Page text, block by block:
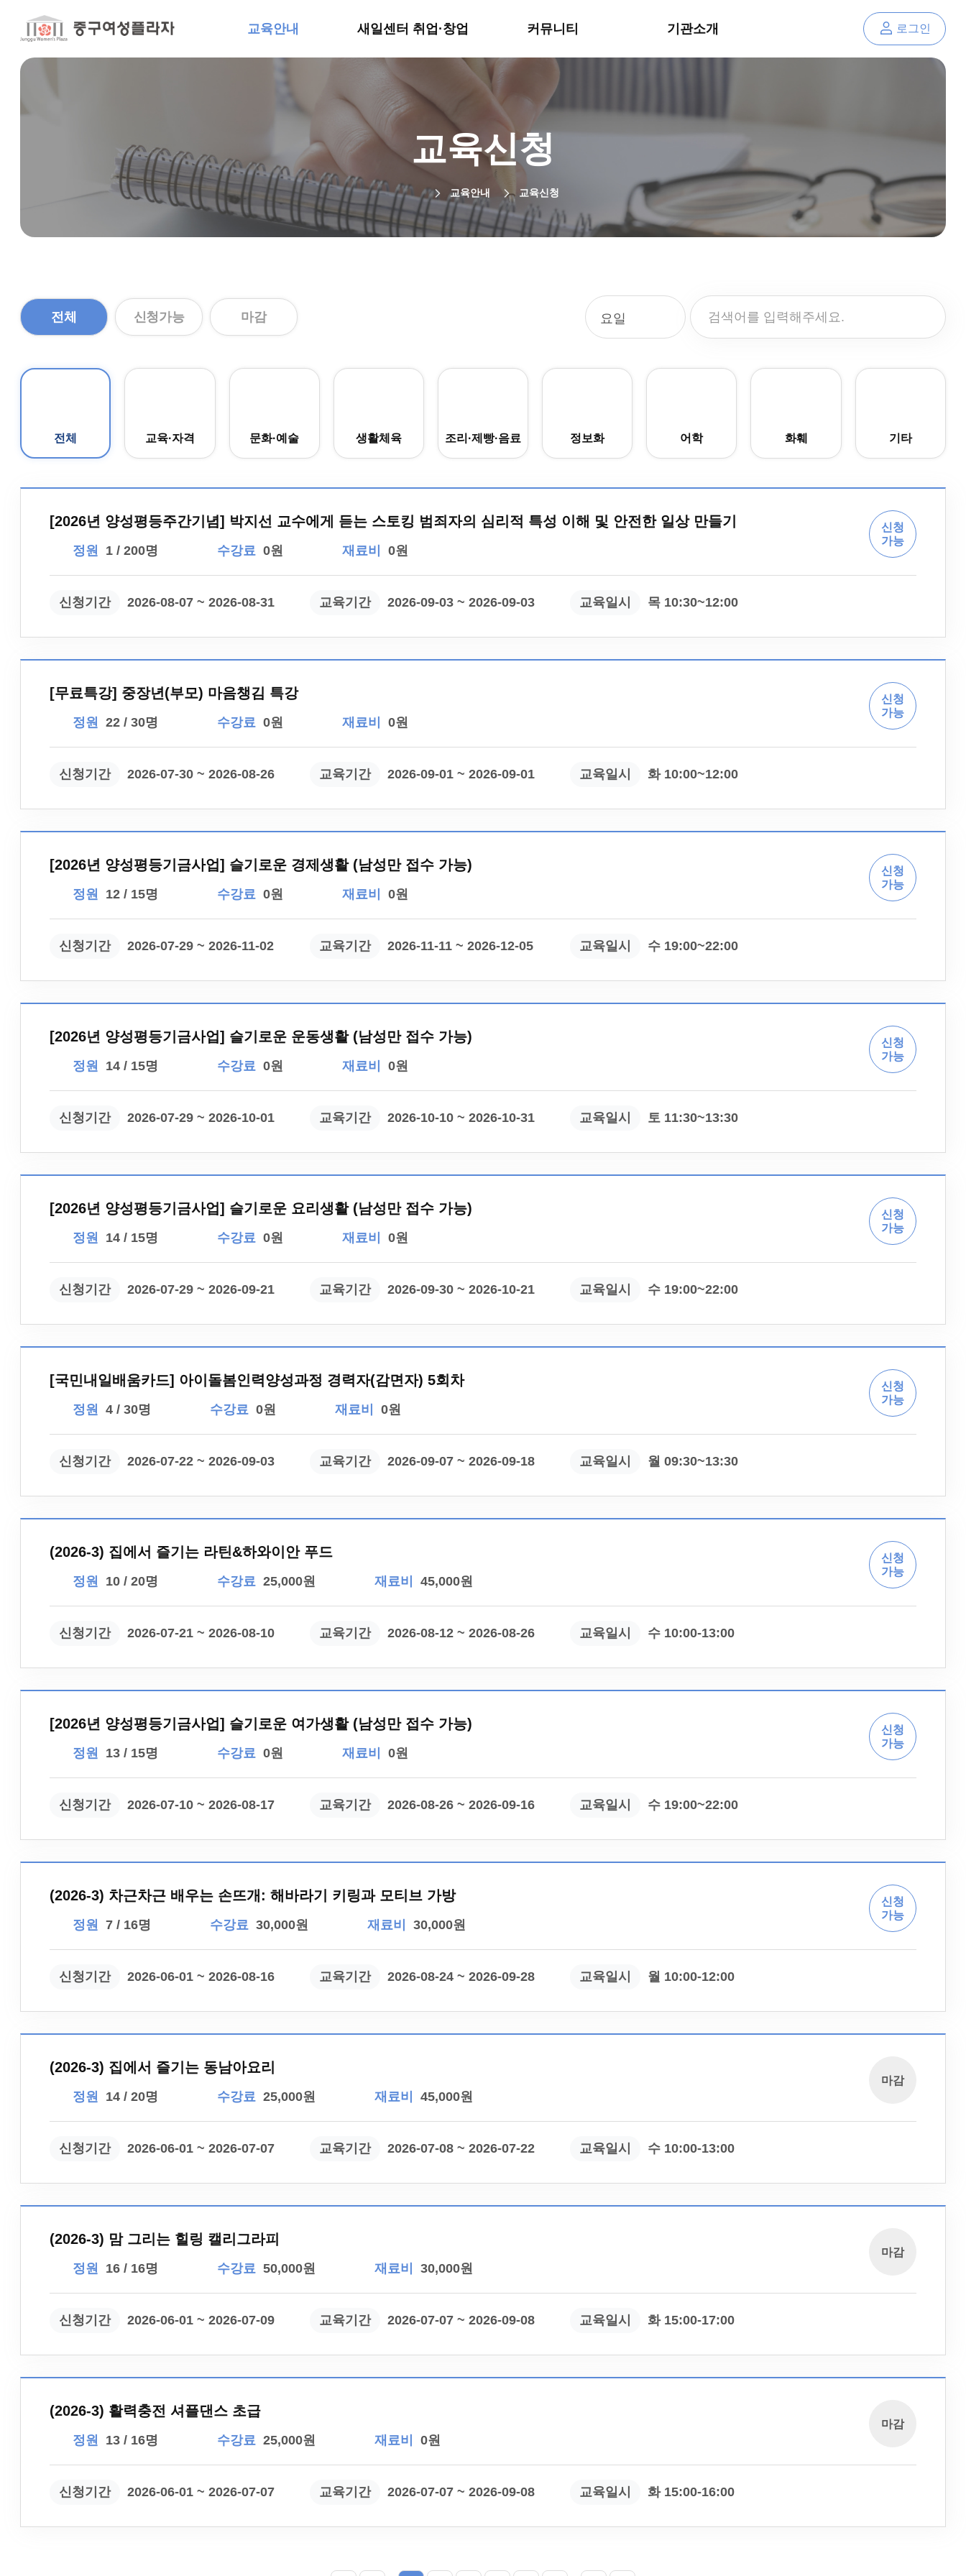
로그인
교육안내 새일센터 취업·창업 커뮤니티 기관소개
교육신청
교육안내 교육신청
요일
전체 신청가능 마감
전체 교육·자격 문화·예술 생활체육 조리·제빵·음료 정보화 어학 화훼 기타
[2026년 양성평등주간기념] 박지선 교수에게 듣는 스토킹 범죄자의 심리적 특성 이해 및 안전한 일상 만들기
정원 1 / 200명 수강료 0원 재료비 0원
신청
가능
신청기간 2026-08-07 ~ 2026-08-31 교육기간 2026-09-03 ~ 2026-09-03 교육일시 목 10:30~12:00
[무료특강] 중장년(부모) 마음챙김 특강
정원 22 / 30명 수강료 0원 재료비 0원
신청
가능
신청기간 2026-07-30 ~ 2026-08-26 교육기간 2026-09-01 ~ 2026-09-01 교육일시 화 10:00~12:00
[2026년 양성평등기금사업] 슬기로운 경제생활 (남성만 접수 가능)
정원 12 / 15명 수강료 0원 재료비 0원
신청
가능
신청기간 2026-07-29 ~ 2026-11-02 교육기간 2026-11-11 ~ 2026-12-05 교육일시 수 19:00~22:00
[2026년 양성평등기금사업] 슬기로운 운동생활 (남성만 접수 가능)
정원 14 / 15명 수강료 0원 재료비 0원
신청
가능
신청기간 2026-07-29 ~ 2026-10-01 교육기간 2026-10-10 ~ 2026-10-31 교육일시 토 11:30~13:30
[2026년 양성평등기금사업] 슬기로운 요리생활 (남성만 접수 가능)
정원 14 / 15명 수강료 0원 재료비 0원
신청
가능
신청기간 2026-07-29 ~ 2026-09-21 교육기간 2026-09-30 ~ 2026-10-21 교육일시 수 19:00~22:00
[국민내일배움카드] 아이돌봄인력양성과정 경력자(감면자) 5회차
정원 4 / 30명 수강료 0원 재료비 0원
신청
가능
신청기간 2026-07-22 ~ 2026-09-03 교육기간 2026-09-07 ~ 2026-09-18 교육일시 월 09:30~13:30
(2026-3) 집에서 즐기는 라틴&하와이안 푸드
정원 10 / 20명 수강료 25,000원 재료비 45,000원
신청
가능
신청기간 2026-07-21 ~ 2026-08-10 교육기간 2026-08-12 ~ 2026-08-26 교육일시 수 10:00-13:00
[2026년 양성평등기금사업] 슬기로운 여가생활 (남성만 접수 가능)
정원 13 / 15명 수강료 0원 재료비 0원
신청
가능
신청기간 2026-07-10 ~ 2026-08-17 교육기간 2026-08-26 ~ 2026-09-16 교육일시 수 19:00~22:00
(2026-3) 차근차근 배우는 손뜨개: 해바라기 키링과 모티브 가방
정원 7 / 16명 수강료 30,000원 재료비 30,000원
신청
가능
신청기간 2026-06-01 ~ 2026-08-16 교육기간 2026-08-24 ~ 2026-09-28 교육일시 월 10:00-12:00
(2026-3) 집에서 즐기는 동남아요리
정원 14 / 20명 수강료 25,000원 재료비 45,000원
마감
신청기간 2026-06-01 ~ 2026-07-07 교육기간 2026-07-08 ~ 2026-07-22 교육일시 수 10:00-13:00
(2026-3) 맘 그리는 힐링 캘리그라피
정원 16 / 16명 수강료 50,000원 재료비 30,000원
마감
신청기간 2026-06-01 ~ 2026-07-09 교육기간 2026-07-07 ~ 2026-09-08 교육일시 화 15:00-17:00
(2026-3) 활력충전 셔플댄스 초급
정원 13 / 16명 수강료 25,000원 재료비 0원
마감
신청기간 2026-06-01 ~ 2026-07-07 교육기간 2026-07-07 ~ 2026-09-08 교육일시 화 15:00-16:00